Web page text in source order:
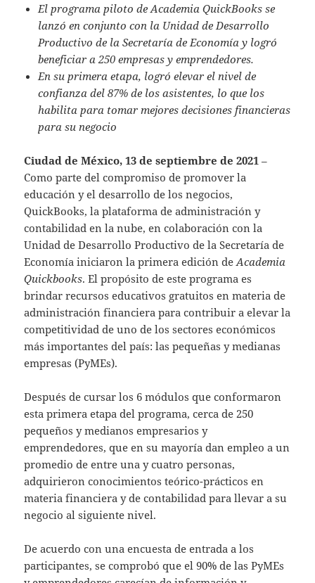
El programa piloto deAcademia QuickBooksse
lanzó en conjunto con la Unidad de Desarrollo
Productivo de la Secretaría de Economía y logró
beneficiar a 250 empresas y emprendedores.
En su primera etapa, logró elevar el nivel de
confianza del 87% de los asistentes, lo que los
habilita para tomar mejores decisiones financieras
para su negocio
Ciudad de México, 13 de septiembre de 2021 –
Como parte del compromiso de promover la
educación y el desarrollo de los negocios,
QuickBooks, la plataforma de administración y
contabilidad en la nube, en colaboración con la
Unidad de Desarrollo Productivo de la Secretaría de
Economía iniciaron la primera edición deAcademia
Quickbooks. El propósito de este programa es
brindar recursos educativos gratuitos en materia de
administración financiera para contribuir a elevar la
competitividad de uno de los sectores económicos
más importantes del país: las pequeñas y medianas
empresas (PyMEs).
Después de cursar los 6 módulos que conformaron
esta primera etapa del programa, cerca de 250
pequeños y medianos empresarios y
emprendedores, que en su mayoría dan empleo a un
promedio de entre una y cuatro personas,
adquirieron conocimientos teórico-prácticos en
materia financiera y de contabilidad para llevar a su
negocio al siguiente nivel.
De acuerdo con una encuesta de entrada a los
participantes, se comprobó que el 90% de las PyMEs